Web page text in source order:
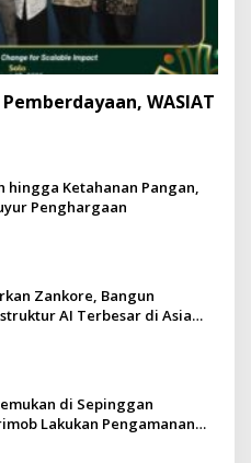
WASIAT
hingga Ketahanan Pangan,
Penghargaan
Zankore, Bangun
AI Terbesar di Asia
di Sepinggan
Lakukan Pengamanan